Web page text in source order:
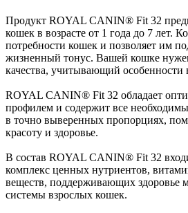
Продукт ROYAL CANIN® Fit 32
кошек в возрасте от 1 года до 7 лет.
потребности кошек и позволяет им
жизненный тонус. Вашей кошке
качества, учитывающий особенности
ROYAL CANIN® Fit 32 обладает
профилем и содержит все
в точно выверенных пропорциях,
красоту и здоровье.
В состав ROYAL CANIN® Fit 32
комплекс ценных нутриентов,
веществ, поддерживающих здоровье
системы взрослых кошек.